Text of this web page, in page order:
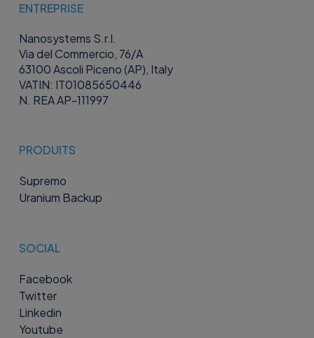
ENTREPRISE
Nanosystems S.r.l.
Via del Commercio, 76/A
63100 Ascoli Piceno (AP), Italy
VATIN: IT01085650446
N. REA AP-111997
PRODUITS
Supremo
Uranium Backup
SOCIAL
Facebook
Twitter
Linkedin
Youtube